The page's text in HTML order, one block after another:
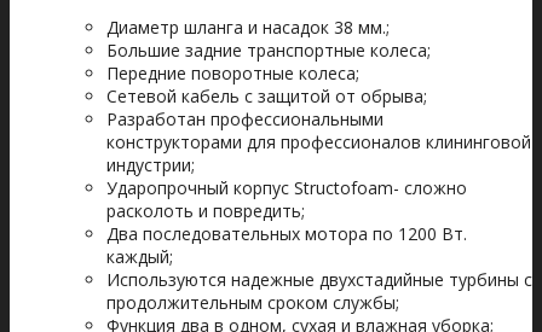
Диаметр шланга и насадок 38 мм.;
Большие задние транспортные колеса;
Передние поворотные колеса;
Сетевой кабель с защитой от обрыва;
Разработан профессиональными
конструкторами для профессионалов клининговой
индустрии;
Ударопрочный корпус Structofoam- сложно
расколоть и повредить;
Два последовательных мотора по 1200 Вт.
каждый;
Используются надежные двухстадийные турбины с
продолжительным сроком службы;
Функция два в одном, сухая и влажная уборка;